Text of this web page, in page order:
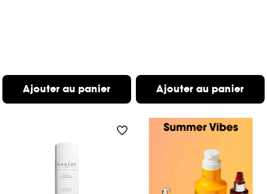
Ajouter au panier Ajouter au panier